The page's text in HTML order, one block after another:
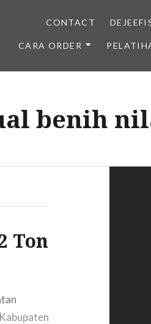
IKAN
CONTACT
CARA ORDER
benih
Ton